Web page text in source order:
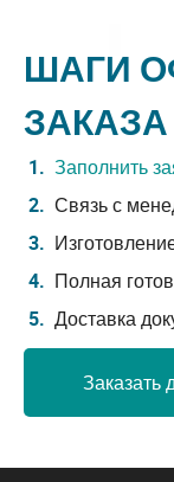
ШАГИ
ЗАКАЗА
Заполнить
Связь с
Полная
Доставка
Заказать